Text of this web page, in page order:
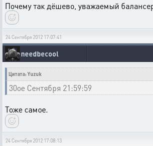
Почему так дёшево, уважаемый
24 Сентября 2012 17:07:41
needbecool
Цитата: Yuzuk
30ое Сентября 21:59:59
Тоже самое.
24 Сентября 2012 17:08:13